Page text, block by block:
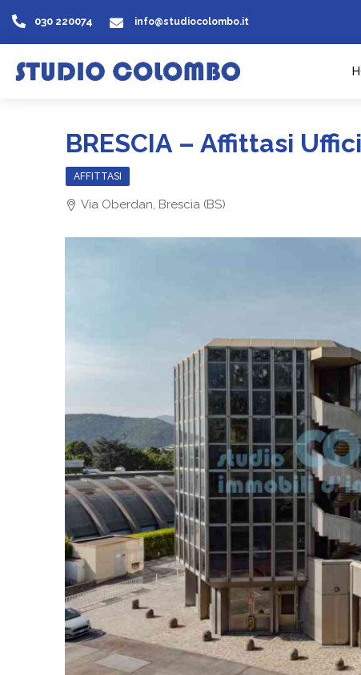
030 220074 info@studiocolombo.it
BRESCIA – Affittasi
AFFITTASI
Via Oberdan, Brescia (BS)